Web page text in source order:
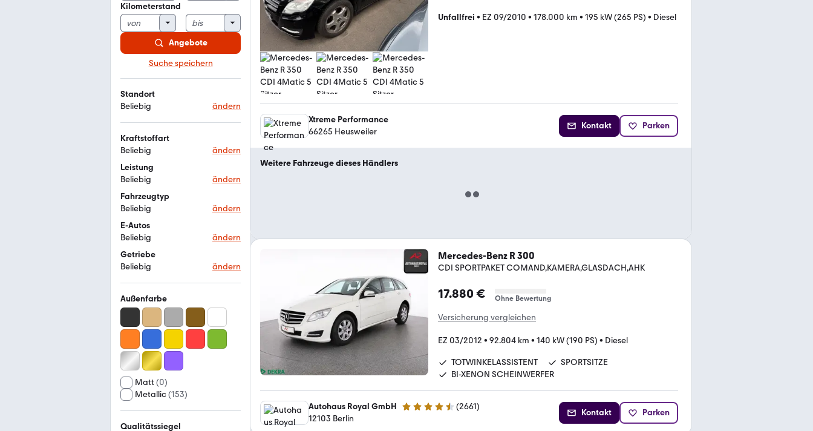
Kilometerstand
Angebote
Suche speichern
Standort
Beliebig
ändern
Kraftstoffart
Beliebig
ändern
Leistung
Beliebig
ändern
Fahrzeugtyp
Beliebig
ändern
E-Autos
Beliebig
ändern
Getriebe
Beliebig
ändern
Außenfarbe
Matt (0)
Metallic(153)
Qualitätssiegel
Unfallfrei • EZ 09/2010 • 178.000 km • 195 kW (265 PS) • Diesel
Xtreme Performance
66265 Heusweiler
Kontakt Parken
Weitere Fahrzeuge dieses Händlers
Mercedes-Benz R 300
CDI SPORTPAKET COMAND,KAMERA,GLASDACH,AHK
17.880 € Ohne Bewertung
Versicherung vergleichen
EZ 03/2012 • 92.804 km • 140 kW (190 PS) • Diesel
TOTWINKELASSISTENT
SPORTSITZE
BI-XENON SCHEINWERFER
Autohaus Royal GmbH 4.6 Sterne (2661)
12103 Berlin
Kontakt Parken